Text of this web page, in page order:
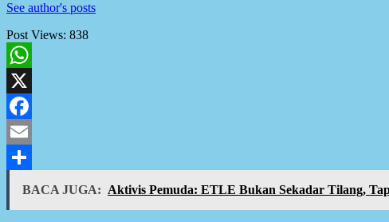
See author's posts
Post Views: 838
WhatsApp
X
Facebook
Email
Share
BACA JUGA: Aktivis Pemuda: ETLE Bukan Sekadar Tilang,